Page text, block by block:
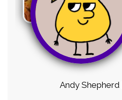
Andy Shepherd |